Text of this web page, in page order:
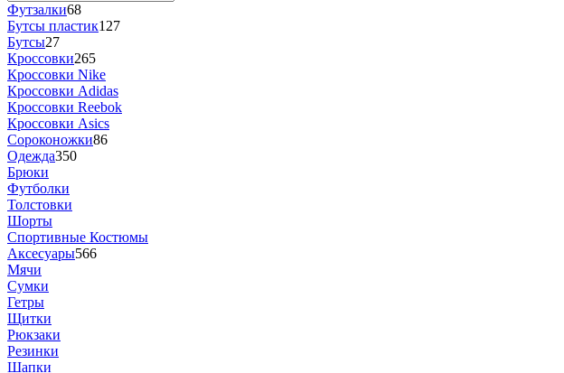
Футзалки68
Бутсы пластик127
Бутсы27
Кроссовки265
Кроссовки Nike
Кроссовки Adidas
Кроссовки Reebok
Кроссовки Asics
Сороконожки86
Одежда350
Брюки
Футболки
Толстовки
Шорты
Спортивные Костюмы
Аксесуары566
Мячи
Сумки
Гетры
Щитки
Рюкзаки
Резинки
Шапки